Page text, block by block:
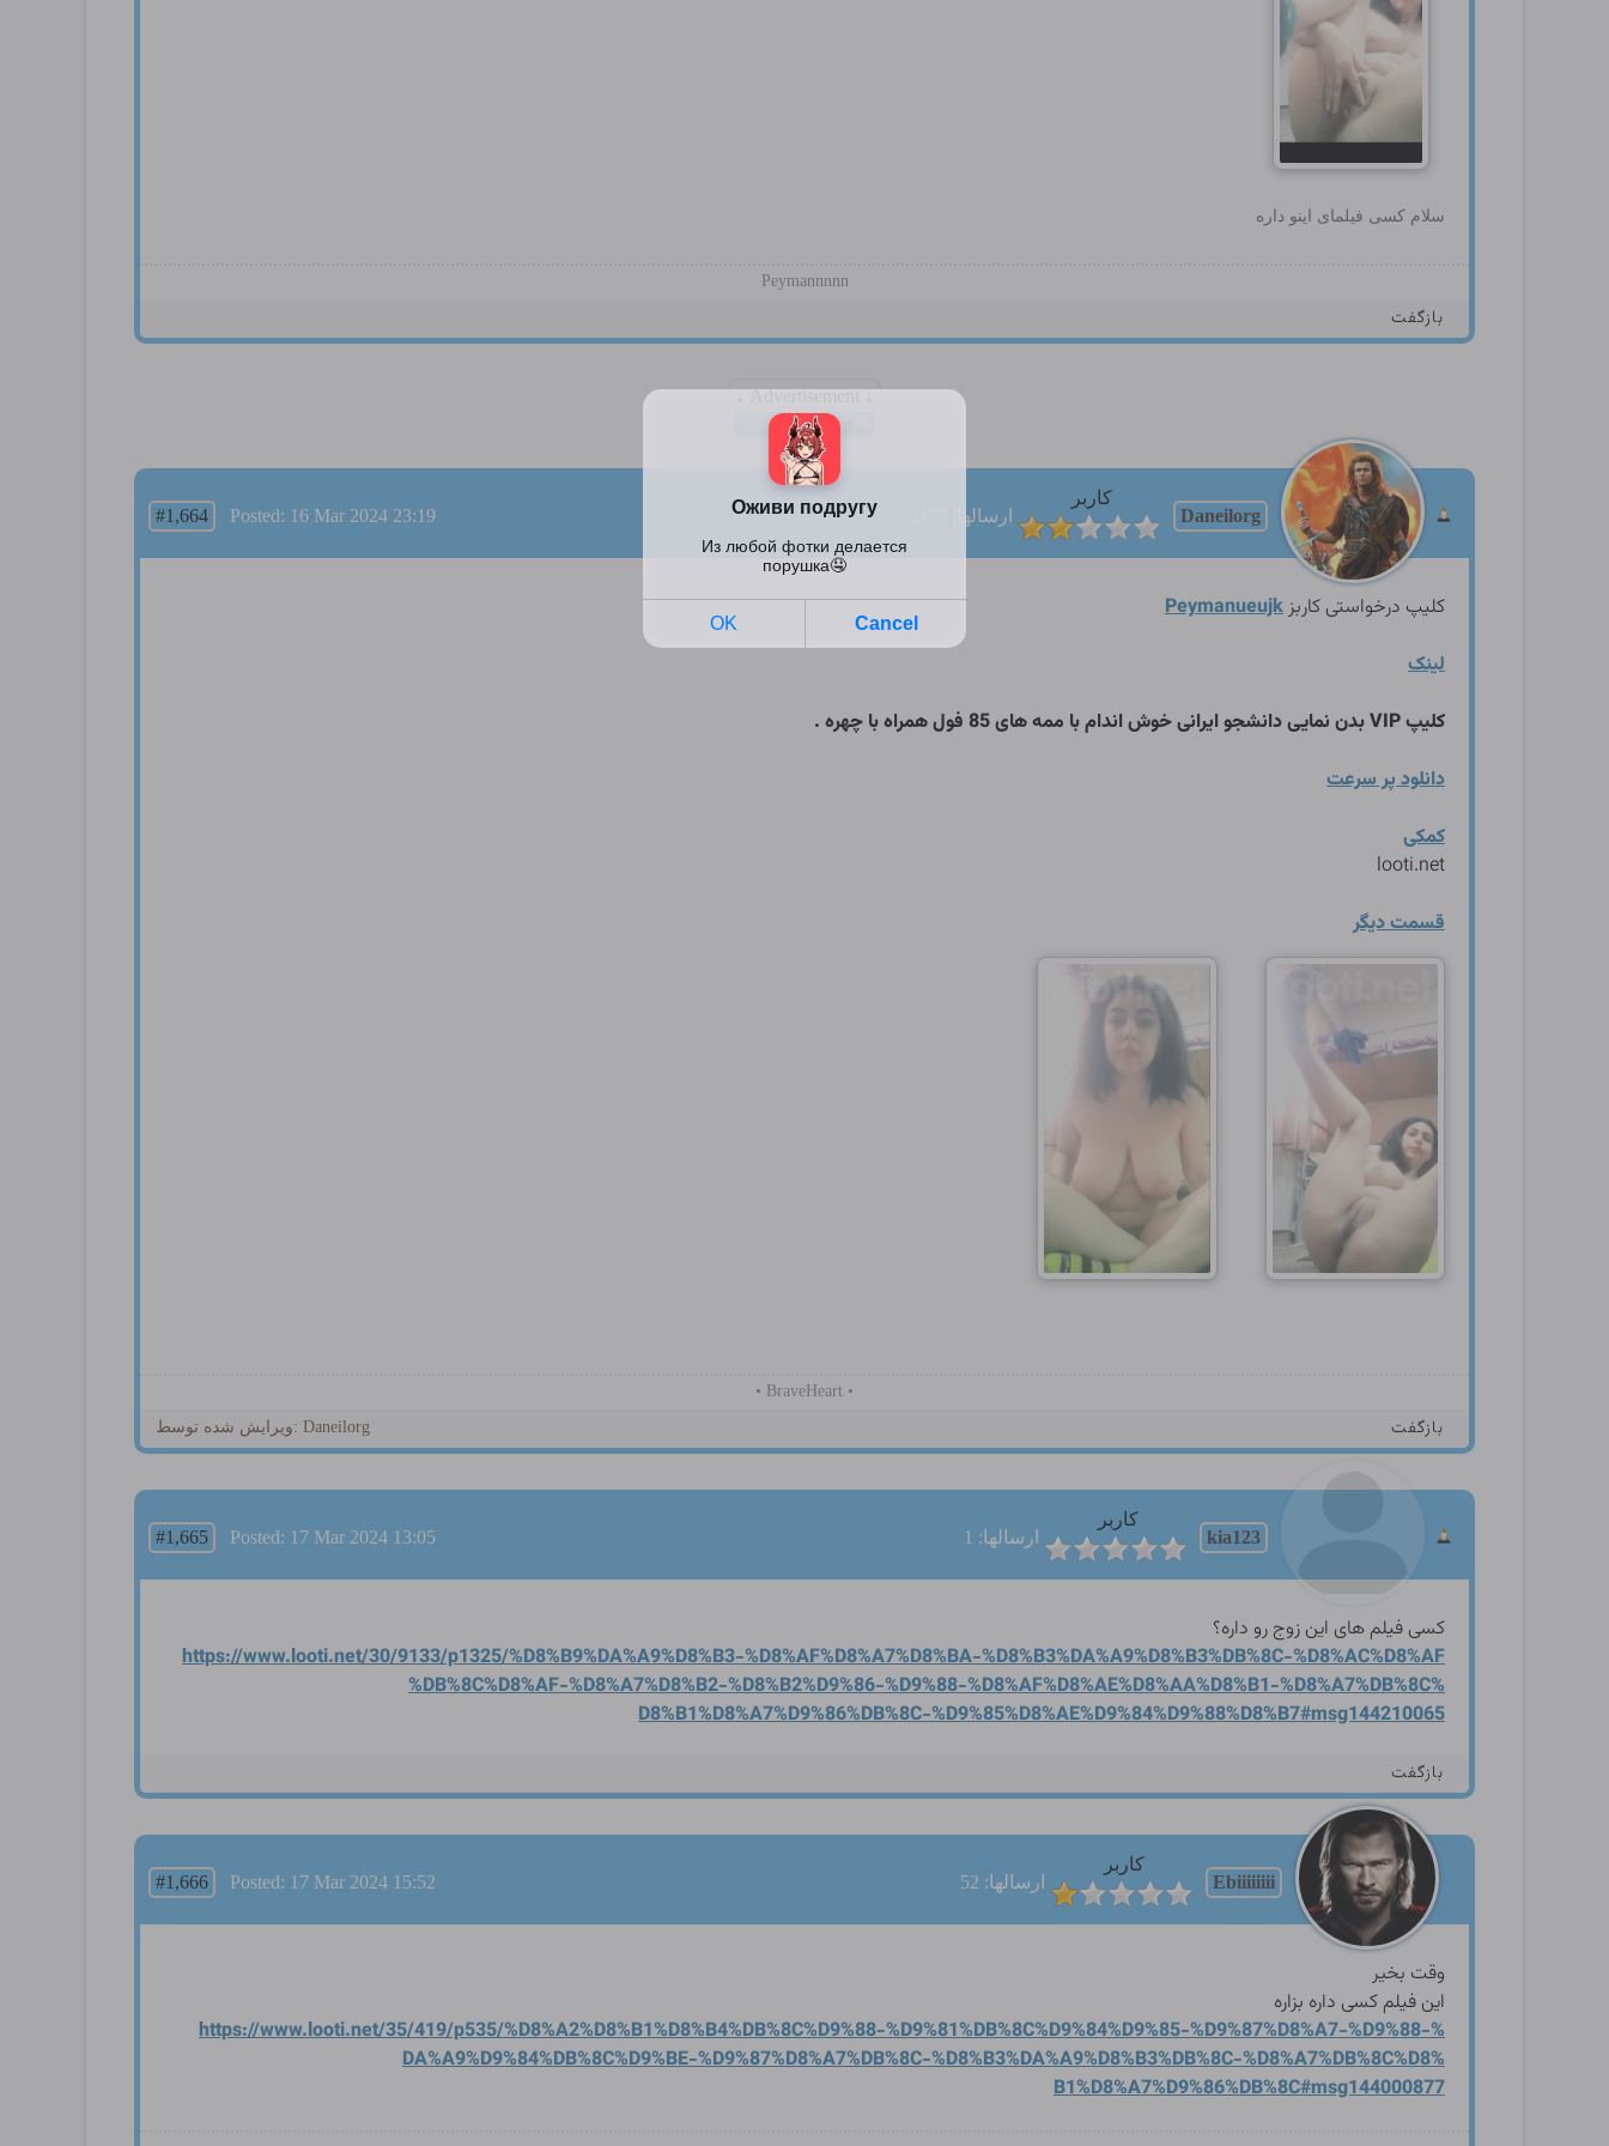
سلام کسی فیلمای اینو داره
Peymannnnn
بازگفت
↓ Advertisement ↓
Daneilorg
کاربر
ارسالها: 2177
#1,664 Posted: 16 Mar 2024 23:19
کلیپ درخواستی کاربزPeymanueujk
لینک
کلیپ VIP بدن نمایی دانشجو ایرانی خوش اندام با ممه های 85 فول همراه با چهره .
دانلود پر سرعت
کمکی
looti.net
قسمت دیگر
• BraveHeart •
بازگفت ویرایش شده توسط: Daneilorg
kia123
کاربر
ارسالها: 1
#1,665 Posted: 17 Mar 2024 13:05
کسی فیلم های این زوج رو داره؟
https://www.looti.net/30/9133/p1325/%D8%B9%DA%A9%D8%B3-%D8%AF%D8%A7%D8%BA-%D8%B3%DA%A9%D8%B3%DB%8C-%D8%AC%D8%AF
%DB%8C%D8%AF-%D8%A7%D8%B2-%D8%B2%D9%86-%D9%88-%D8%AF%D8%AE%D8%AA%D8%B1-%D8%A7%DB%8C%
D8%B1%D8%A7%D9%86%DB%8C-%D9%85%D8%AE%D9%84%D9%88%D8%B7#msg144210065
بازگفت
Ebiiiiiiii
کاربر
ارسالها: 52
#1,666 Posted: 17 Mar 2024 15:52
وقت بخیر
این فیلم کسی داره بزاره
https://www.looti.net/35/419/p535/%D8%A2%D8%B1%D8%B4%DB%8C%D9%88-%D9%81%DB%8C%D9%84%D9%85-%D9%87%D8%A7-%D9%88-%
DA%A9%D9%84%DB%8C%D9%BE-%D9%87%D8%A7%DB%8C-%D8%B3%DA%A9%D8%B3%DB%8C-%D8%A7%DB%8C%D8%
B1%D8%A7%D9%86%DB%8C#msg144000877